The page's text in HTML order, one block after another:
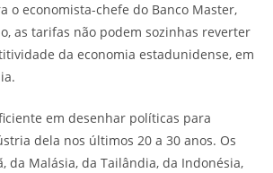
o economista-chefe do Banco Master,
as tarifas não podem sozinhas reverter
da economia estadunidense, em
em desenhar políticas para
dela nos últimos 20 a 30 anos. Os
da Malásia, da Tailândia, da Indonésia,